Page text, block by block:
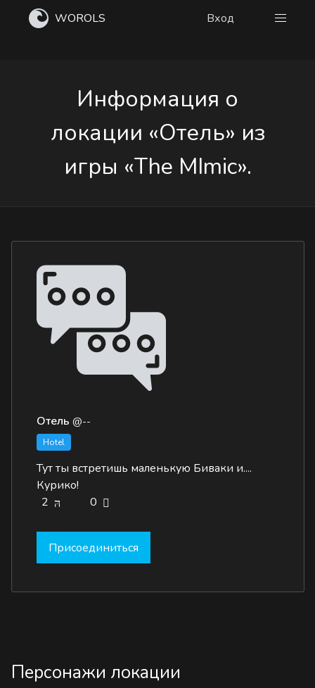
WOROLS Вход
Информация о
локации «Отель» из
игры «The MImic».
Отель @--
Hotel
Тут ты встретишь маленькую Биваки и....
Курико!
2
0
Присоединиться
Персонажи локации